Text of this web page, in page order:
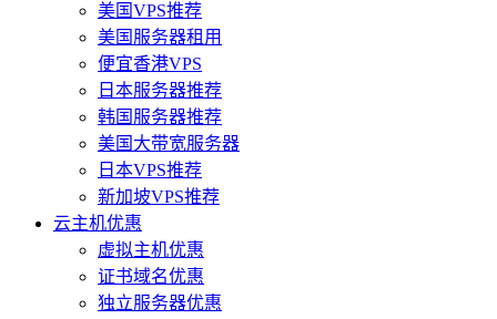
美国VPS推荐
美国服务器租用
便宜香港VPS
日本服务器推荐
韩国服务器推荐
美国大带宽服务器
日本VPS推荐
新加坡VPS推荐
云主机优惠
虚拟主机优惠
证书域名优惠
独立服务器优惠